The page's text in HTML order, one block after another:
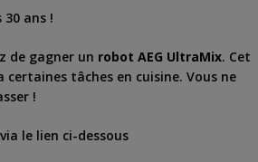
30 ans !
de gagner un robot AEG UltraMix. Cet
tâches en cuisine. Vous ne
!
le lien ci-dessous